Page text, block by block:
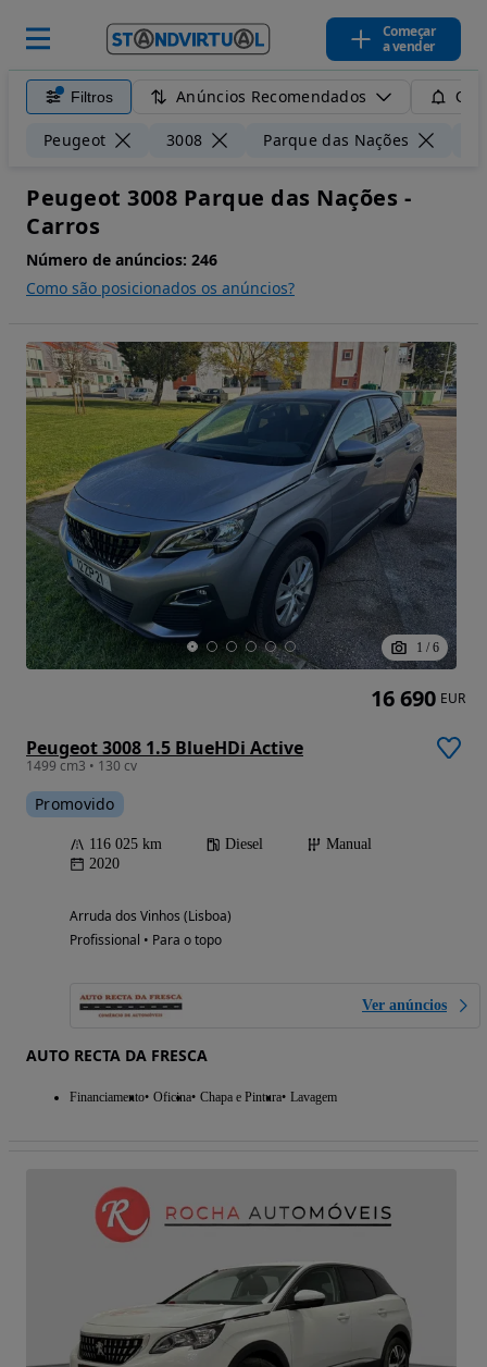
Começar
a vender
Filtros Anúncios Recomendados
Peugeot 3008 Parque das Nações
Peugeot 3008 Parque das Nações -
Carros
Número de anúncios: 246
Como são posicionados os anúncios?
1 / 6
Peugeot 3008 1.5 BlueHDi Active
1499 cm3 • 130 cv
Promovido
116 025 km Diesel
Manual
2020
Arruda dos Vinhos (Lisboa)
Profissional • Para o topo
Ver anúncios
AUTO RECTA DA FRESCA
Financiamento Oficina Chapa e Pintura Lavagem
16 690 EUR